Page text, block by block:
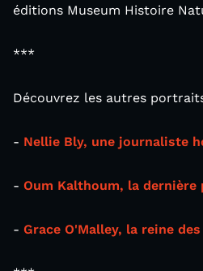
éditions Museum Histoire
***
Découvrez les autres
- Nellie Bly, une journaliste
- Oum Kalthoum, la dernière
- Grace O'Malley, la reine